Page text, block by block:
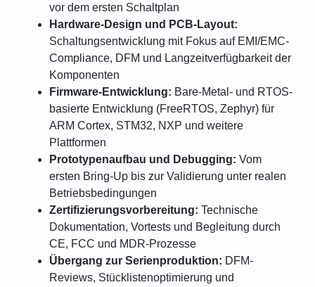
vor dem ersten Schaltplan
Hardware-Design und PCB-Layout:
Schaltungsentwicklung mit Fokus auf EMI/EMC-
Compliance, DFM und Langzeitverfügbarkeit der
Komponenten
Firmware-Entwicklung: Bare-Metal- und RTOS-
basierte Entwicklung (FreeRTOS, Zephyr) für
ARM Cortex, STM32, NXP und weitere
Plattformen
Prototypenaufbau und Debugging: Vom
ersten Bring-Up bis zur Validierung unter realen
Betriebsbedingungen
Zertifizierungsvorbereitung: Technische
Dokumentation, Vortests und Begleitung durch
CE, FCC und MDR-Prozesse
Übergang zur Serienproduktion: DFM-
Reviews, Stücklistenoptimierung und